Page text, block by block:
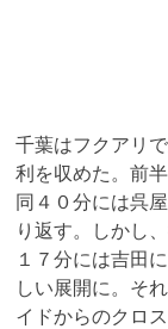
千葉はフクアリ
利を収めた。前
同４０分には呉
り返す。しかし
１７分には吉田
しい展開に。そ
イドからのクロ